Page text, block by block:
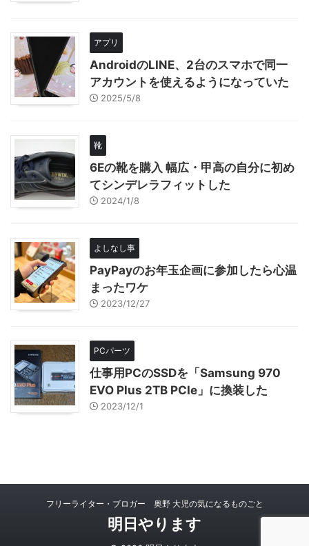
アプリ
AndroidのLINE、2台のスマホで同一
アカウントを使えるようになっていた
2025/5/8
靴
6Eの靴を購入 幅広・甲高の自分に初め
てシンデレラフィットした
2024/1/8
よしなし事
PayPayのお年玉企画に参加したら心温
まったワケ
2023/12/27
PCパーツ
仕事用PCのSSDを「Samsung 970
EVO Plus 2TB PCIe」に換装した
2023/12/1
フリーライター・ブロガー 奥野 大児の気になるものごと
明日やります